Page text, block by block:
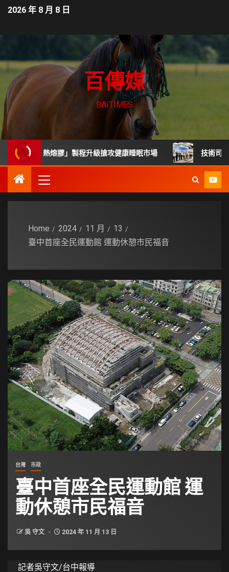
2026 年 8 月 8 日
百傳媒
BAITIMES
毒熱熔膠」製程升級搶攻健康睡眠市場 技術司展30項高
Home 2024 11 月
13
臺中首座全民運動館 運動休憩市民福音
台灣 市政
臺中首座全民運動館 運
動休憩市民福音
吳 守文 2024 年 11 月 13 日
記者吳守文/台中報導